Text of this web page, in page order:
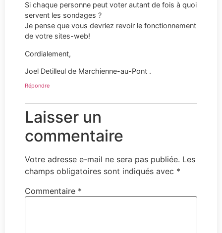
Si chaque personne peut voter autant de fois à quoi
servent les sondages ?
Je pense que vous devriez revoir le fonctionnement
de votre sites-web!
Cordialement,
Joel Detilleul de Marchienne-au-Pont .
Répondre
Laisser un
commentaire
Votre adresse e-mail ne sera pas publiée. Les
champs obligatoires sont indiqués avec *
Commentaire *